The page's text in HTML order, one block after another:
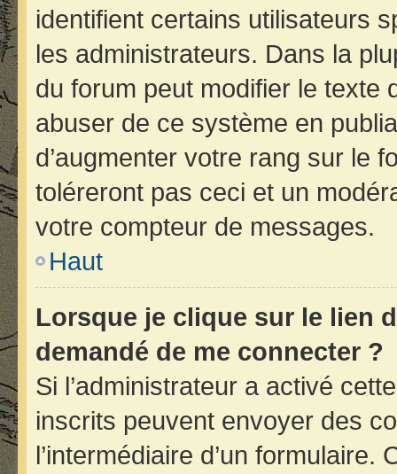
identifient certains utilisateurs
les administrateurs. Dans la
du forum peut modifier le texte
abuser de ce système en
d’augmenter votre rang sur le
toléreront pas ceci et un
votre compteur de messages.
Haut
Lorsque je clique sur le lien
demandé de me connecter ?
Si l’administrateur a activé
inscrits peuvent envoyer des
l’intermédiaire d’un